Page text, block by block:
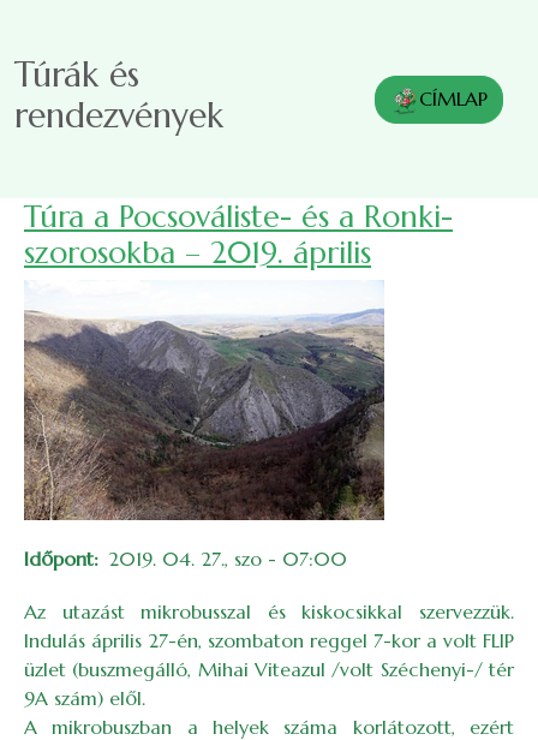
Túrák és
rendezvények
CÍMLAP
Túra a Pocsováliste- és a Ronki-
szorosokba – 2019. április
Időpont 2019. 04. 27., szo - 07:00
Az utazást mikrobusszal és kiskocsikkal szervezzük.
Indulás április 27-én, szombaton reggel 7-kor a volt FLIP
üzlet (buszmegálló, Mihai Viteazul /volt Széchenyi-/ tér
9A szám) elől.
A mikrobuszban a helyek száma korlátozott, ezért